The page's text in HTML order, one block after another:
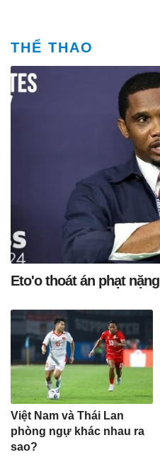
THỂ THAO
Eto'o thoát án phạt nặng
Việt Nam và Thái Lan
phòng ngự khác nhau ra
sao?